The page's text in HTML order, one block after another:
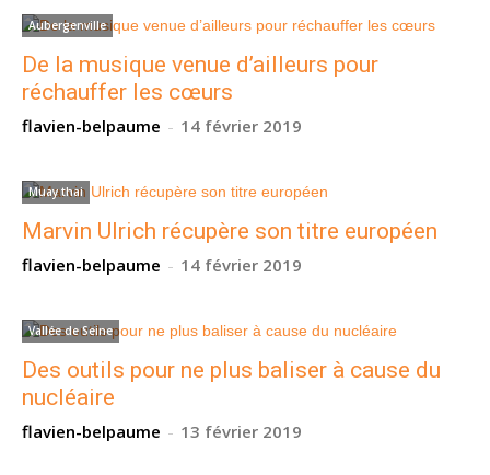
Aubergenville
De la musique venue d’ailleurs pour
réchauffer les cœurs
flavien-belpaume - 14 février 2019
Muay thai
Marvin Ulrich récupère son titre européen
flavien-belpaume - 14 février 2019
Vallée de Seine
Des outils pour ne plus baliser à cause du
nucléaire
flavien-belpaume - 13 février 2019